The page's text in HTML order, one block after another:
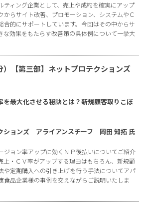
ティング企業として、売上や成約を確実にアップ
からサイト改善、プロモーション、システムやＣ
合的にサポートしています。今回はその中からサ
な効果をもたらす改善策の具体例について一挙大
【第三部】ネットプロテクションズ
を最大化させる秘訣とは？新規顧客取りこぼ
ションズ アライアンスチーフ 岡田 知拓 氏
ジョン率アップに効くＮＰ後払いについてご紹介
上・ＣＶ率がアップする理由はもちろん、新規顧
や定期購入への引き上げを行う手法についてアパ
食品企業様の事例を交えながらご説明いたしま